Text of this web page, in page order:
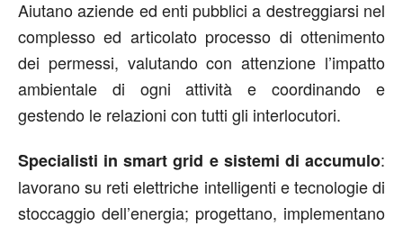
Aiutano aziende ed enti pubblici a destreggiarsi nel
complesso ed articolato processo di ottenimento
dei permessi, valutando con attenzione l’impatto
ambientale di ogni attività e coordinando e
gestendo le relazioni con tutti gli interlocutori.
Specialisti in smart grid e sistemi di accumulo:
lavorano su reti elettriche intelligenti e tecnologie di
stoccaggio dell’energia; progettano, implementano